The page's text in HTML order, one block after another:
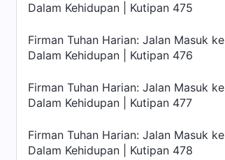
Dalam Kehidupan | Kutipan 475
Firman Tuhan Harian: Jalan Masuk ke
Dalam Kehidupan | Kutipan 476
Firman Tuhan Harian: Jalan Masuk ke
Dalam Kehidupan | Kutipan 477
Firman Tuhan Harian: Jalan Masuk ke
Dalam Kehidupan | Kutipan 478